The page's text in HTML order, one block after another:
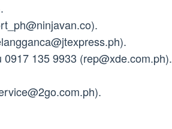
).
).
0917 135 9933 (rep@xde.com.ph).
).